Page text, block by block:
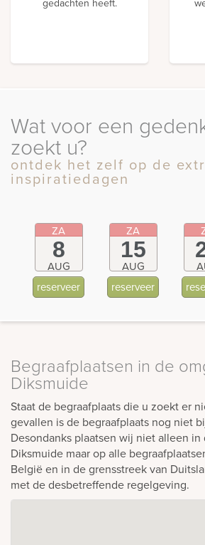
Wat voor een
zoekt u?
ontdek het zelf op de
inspiratiedagen
ZA
8
AUG
reserveer
ZA
15
AUG
reserveer
Begraafplaatsen in de
Diksmuide
Staat de begraafplaats die u zoekt er
gevallen is de begraafplaats nog niet
Desondanks plaatsen wij niet alleen in
Diksmuide maar op alle
België en in de grensstreek van
met de desbetreffende regelgeving.